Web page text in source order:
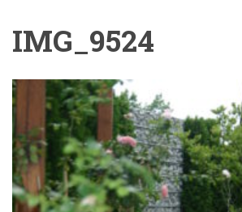
IMG_9524